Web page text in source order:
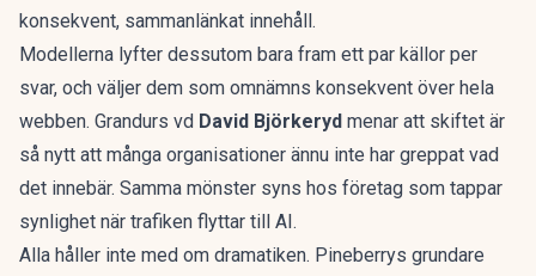
konsekvent, sammanlänkat innehåll.
Modellerna lyfter dessutom bara fram ett par källor per
svar, och väljer dem som omnämns konsekvent över hela
webben. Grandurs vd David Björkeryd menar att skiftet är
så nytt att många organisationer ännu inte har greppat vad
det innebär. Samma mönster syns hos företag som tappar
synlighet när trafiken flyttar till AI.
Alla håller inte med om dramatiken. Pineberrys grundare